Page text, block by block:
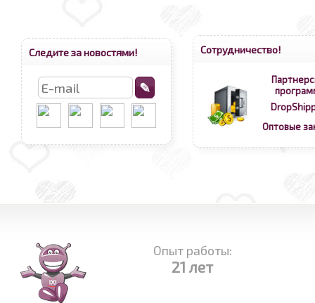
Следите за новостями! Сотрудничество!
Оптовые
Опыт работы:
21 лет